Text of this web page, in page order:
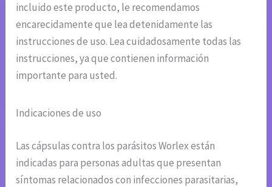
incluido este producto, le recomendamos
encarecidamente que lea detenidamente las
instrucciones de uso. Lea cuidadosamente todas las
instrucciones, ya que contienen información
importante para usted.
Indicaciones de uso
Las cápsulas contra los parásitos Worlex están
indicadas para personas adultas que presentan
síntomas relacionados con infecciones parasitarias,